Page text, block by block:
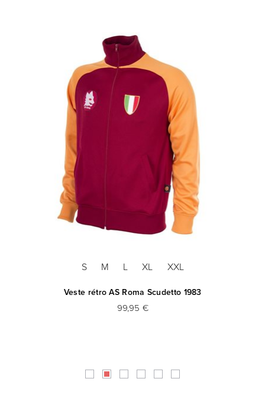
S M L XL XXL
Veste rétro AS Roma Scudetto 1983
99,95 €